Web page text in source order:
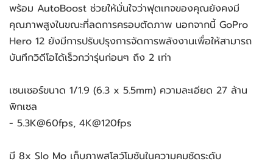
พร้อม AutoBoost ช่วยให้มั่นใจว่าฟุตเทจของคุณยังคงมี
คุณภาพสูงในขณะที่ลดการครอบตัดภาพ นอกจากนี้ GoPro
Hero 12 ยังมีการปรับปรุงการจัดการพลังงานเพื่อให้สามารถ
บันทึกวิดีโอได้เร็วกว่ารุ่นก่อนๆ ถึง 2 เท่า
เซนเซอร์ขนาด 1/1.9 (6.3 x 5.5mm) ความละเอียด 27 ล้าน
พิกเซล
- 5.3K@60fps, 4K@120fps
มี 8x Slo Mo เก็บภาพสโลว์โมชันในความคมชัดระดับ